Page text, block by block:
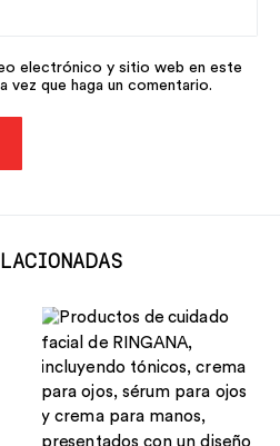
electrónico y sitio web en este
vez que haga un comentario.